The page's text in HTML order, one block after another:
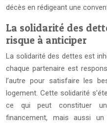
décès en rédigeant une
La solidarité des
risque à anticiper
La solidarité des dettes est
chaque partenaire est
l’autre pour satisfaire les
logement. Cette solidarité
ce qui peut constituer un
financement, mais aussi